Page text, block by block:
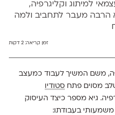
למיתוג וקליגרפיה,
הרבה מעבר לתחביב ולמה
זמן קריאה:2 דקות
משם המשיך לעבוד כמעצב
מסוים פתח סטודיו
גיא מספר כיצד העיסוק
בעבודתו: